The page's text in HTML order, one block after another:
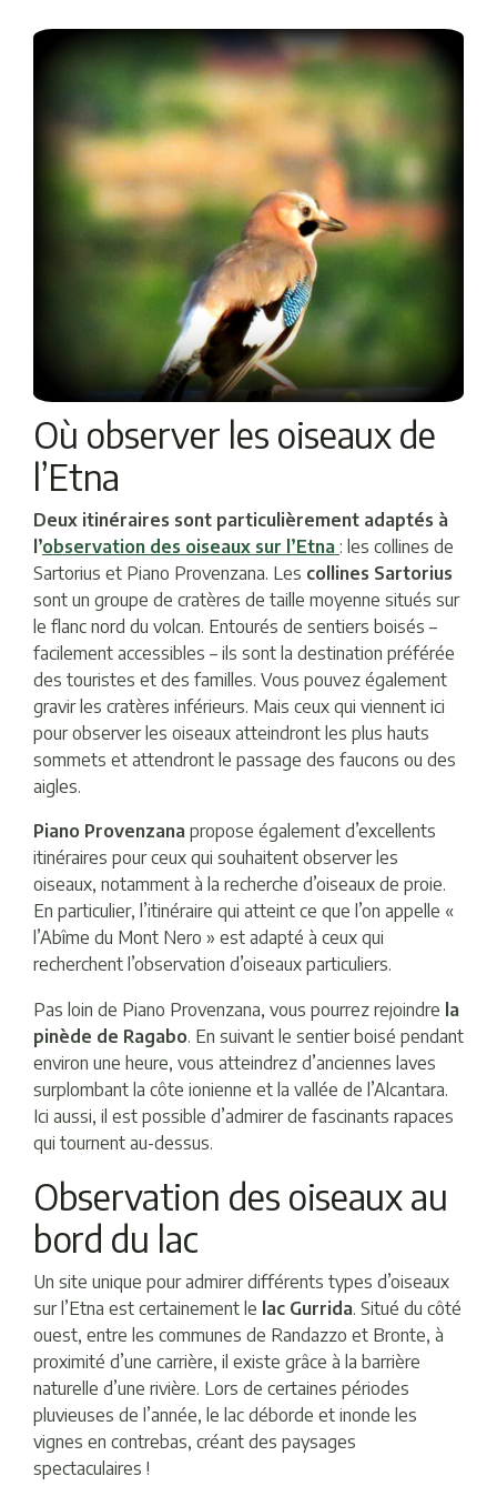
Où observer les oiseaux de
l’Etna
Deux itinéraires sont particulièrement adaptés à
l’observation des oiseaux sur l’Etna : les collines de
Sartorius et Piano Provenzana. Les collines Sartorius
sont un groupe de cratères de taille moyenne situés sur
le flanc nord du volcan. Entourés de sentiers boisés –
facilement accessibles – ils sont la destination préférée
des touristes et des familles. Vous pouvez également
gravir les cratères inférieurs. Mais ceux qui viennent ici
pour observer les oiseaux atteindront les plus hauts
sommets et attendront le passage des faucons ou des
aigles.
Piano Provenzana propose également d’excellents
itinéraires pour ceux qui souhaitent observer les
oiseaux, notamment à la recherche d’oiseaux de proie.
En particulier, l’itinéraire qui atteint ce que l’on appelle «
l’Abîme du Mont Nero » est adapté à ceux qui
recherchent l’observation d’oiseaux particuliers.
Pas loin de Piano Provenzana, vous pourrez rejoindre la
pinède de Ragabo. En suivant le sentier boisé pendant
environ une heure, vous atteindrez d’anciennes laves
surplombant la côte ionienne et la vallée de l’Alcantara.
Ici aussi, il est possible d’admirer de fascinants rapaces
qui tournent au-dessus.
Observation des oiseaux au
bord du lac
Un site unique pour admirer différents types d’oiseaux
sur l’Etna est certainement le lac Gurrida. Situé du côté
ouest, entre les communes de Randazzo et Bronte, à
proximité d’une carrière, il existe grâce à la barrière
naturelle d’une rivière. Lors de certaines périodes
pluvieuses de l’année, le lac déborde et inonde les
vignes en contrebas, créant des paysages
spectaculaires !